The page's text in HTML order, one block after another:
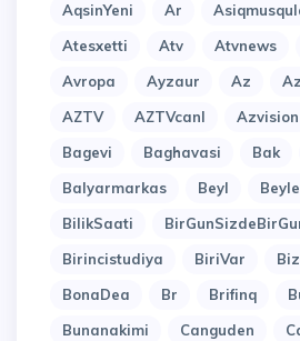
AqsinYeni
Ar
Atesxetti
Atv Atvnews
Avropa
Ayzaur Az
AZTV
AZTVcanl Azvision
Bagevi
Baghavasi Bak
Balyarmarkas
Beyl
BilikSaati
Birincistudiya
BiriVar
BonaDea
Br Brifinq
Bunanakimi
Canguden